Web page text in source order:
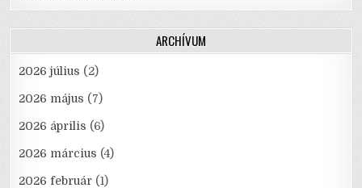
ARCHÍVUM
2026 július (2)
2026 május (7)
2026 április (6)
2026 március (4)
2026 február (1)